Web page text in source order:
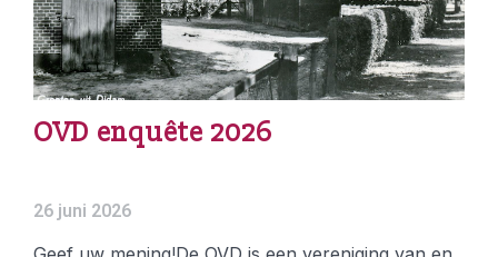
OVD enquête 2026
26 juni 2026